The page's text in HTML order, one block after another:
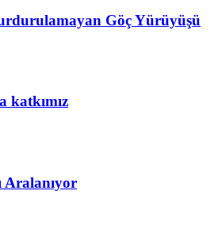
Göç Yürüyüşü
katkımız
Aralanıyor